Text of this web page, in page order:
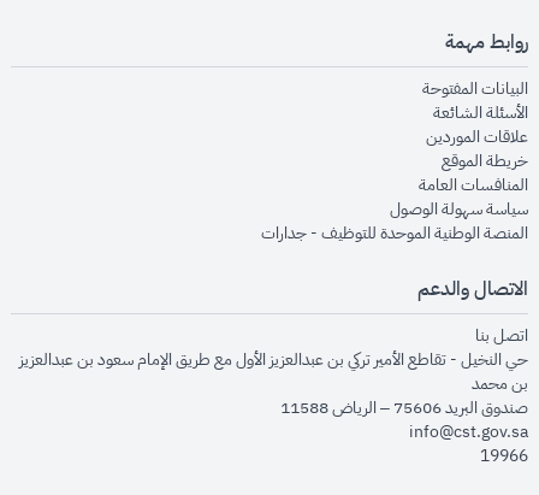
روابط مهمة
البيانات المفتوحةopens in new window
الأسئلة الشائعةopens in new window
علاقات الموردينopens in new window
خريطة الموقعopens in new window
المنافسات العامةopens in new window
سياسة سهولة الوصولopens in new window
المنصة الوطنية الموحدة للتوظيف - جداراتopens in new window
الاتصال والدعم
اتصل بنا
حي النخيل - تقاطع الأمير تركي بن عبدالعزيز الأول مع طريق الإمام سعود بن عبدالعزيز
بن محمد
صندوق البريد 75606 – الرياض 11588
info@cst.gov.sa
19966